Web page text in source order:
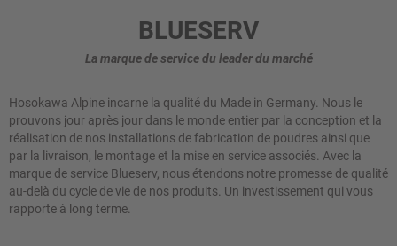
BLUESERV
La marque de service du leader du marché
Hosokawa Alpine incarne la qualité du Made in Germany. Nous le
prouvons jour après jour dans le monde entier par la conception et la
réalisation de nos installations de fabrication de poudres ainsi que
par la livraison, le montage et la mise en service associés. Avec la
marque de service Blueserv, nous étendons notre promesse de qualité
au-delà du cycle de vie de nos produits. Un investissement qui vous
rapporte à long terme.